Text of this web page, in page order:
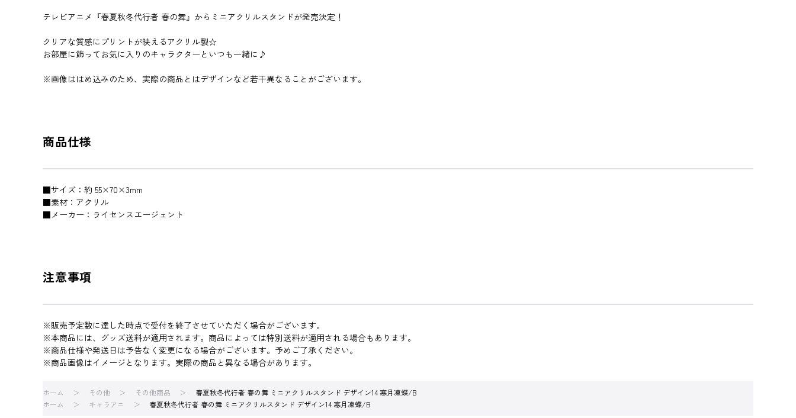
テレビアニメ『春夏秋冬代行者 春の舞』からミニアクリルスタンドが発売決定！
クリアな質感にプリントが映えるアクリル製☆
お部屋に飾ってお気に入りのキャラクターといつも一緒に♪
※画像ははめ込みのため、実際の商品とはデザインなど若干異なることがございます。
商品仕様
■サイズ：約 55×70×3mm
■素材：アクリル
■メーカー：ライセンスエージェント
注意事項
※販売予定数に達した時点で受付を終了させていただく場合がございます。
※本商品には、グッズ送料が適用されます。商品によっては特別送料が適用される場合もあります。
※商品仕様や発送日は予告なく変更になる場合がございます。予めご了承ください。
※商品画像はイメージとなります。実際の商品と異なる場合があります。
ホーム その他 その他商品
春夏秋冬代行者 春の舞 ミニアクリルスタンド デザイン14 寒月凍蝶/B
ホーム
キャラアニ 春夏秋冬代行者 春の舞 ミニアクリルスタンド デザイン14 寒月凍蝶/B